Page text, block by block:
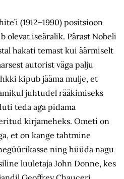
(1912–1990) positsioon
olevat iseäralik. Pärast Nobeli
hakati temast kui äärmiselt
autorist väga palju
kipub jääma mulje, et
juhtudel rääkimiseks
teda aga pidama
kirjameheks. Ometi on
et on kange tahtmine
ning hüüda nagu
luuletaja John Donne, kes